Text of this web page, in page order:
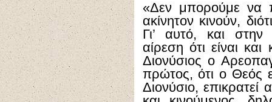
«Δεν μπορούμε να
ακίνητον κινούν,
Γι’ αυτό, και στην
αίρεση ότι είναι
Διονύσιος ο
πρώτος, ότι ο Θεός
Διονύσιο,